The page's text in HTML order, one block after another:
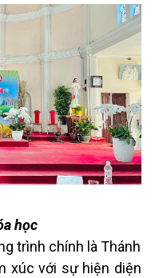
học
trình chính là Thánh
xúc với sự hiện diện